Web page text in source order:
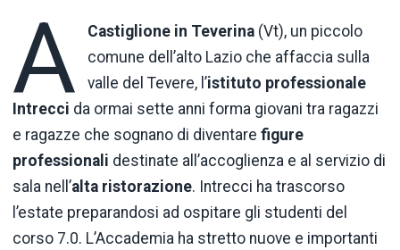
A Castiglione in Teverina (Vt), un piccolo
comune dell’alto Lazio che affaccia sulla
valle del Tevere, l’istituto professionale
Intrecci da ormai sette anni forma giovani tra ragazzi
e ragazze che sognano di diventare figure
professionali destinate all’accoglienza e al servizio di
sala nell’alta ristorazione. Intrecci ha trascorso
l’estate preparandosi ad ospitare gli studenti del
corso 7.0. L’Accademia ha stretto nuove e importanti